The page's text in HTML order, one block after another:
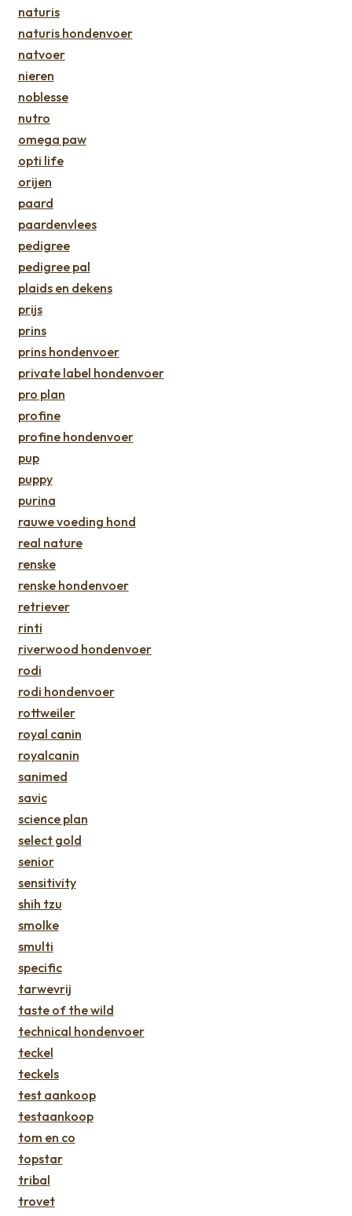
naturis
naturis hondenvoer
natvoer
nieren
noblesse
nutro
omega paw
opti life
orijen
paard
paardenvlees
pedigree
pedigree pal
plaids en dekens
prijs
prins
prins hondenvoer
private label hondenvoer
pro plan
profine
profine hondenvoer
pup
puppy
purina
rauwe voeding hond
real nature
renske
renske hondenvoer
retriever
rinti
riverwood hondenvoer
rodi
rodi hondenvoer
rottweiler
royal canin
royalcanin
sanimed
savic
science plan
select gold
senior
sensitivity
shih tzu
smolke
smulti
specific
tarwevrij
taste of the wild
technical hondenvoer
teckel
teckels
test aankoop
testaankoop
tom en co
topstar
tribal
trovet